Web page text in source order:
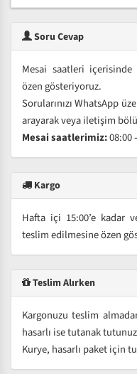
Soru Cevap
Mesai saatleri içerisinde
özen gösteriyoruz.
Sorularınızı WhatsApp
arayarak veya iletişim
Mesai saatlerimiz:08:00
Kargo
Hafta içi 15:00’e kadar
teslim edilmesine özen
Teslim Alırken
Kargonuzu teslim
hasarlı ise tutanak
Kurye, hasarlı paket için